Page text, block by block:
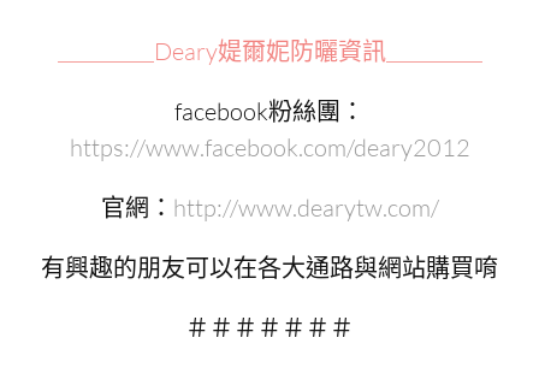
＿＿＿＿Deary媞爾妮防曬資訊＿＿＿＿
facebook粉絲團：
https://www.facebook.com/deary2012
官網： http://www.dearytw.com/
有興趣的朋友可以在各大通路與網站購買唷
＃＃＃＃＃＃＃